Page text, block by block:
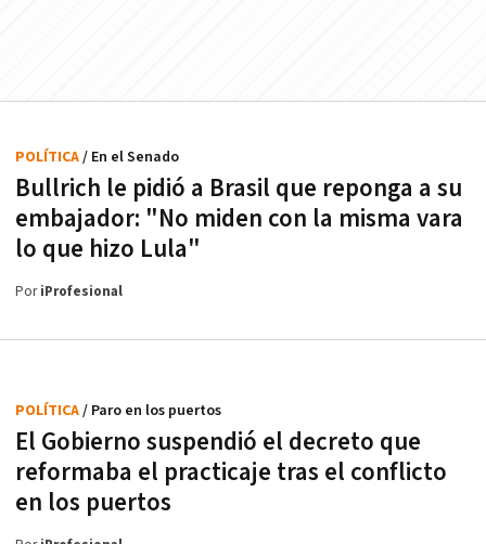
Bullrich le pidió a Brasil que reponga a su
embajador: "No miden con la misma vara
lo que hizo Lula"
POLÍTICA/ En el Senado
PoriProfesional
El Gobierno suspendió el decreto que
reformaba el practicaje tras el conflicto
en los puertos
POLÍTICA/ Paro en los puertos